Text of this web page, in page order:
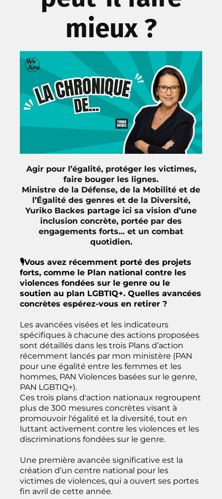
mieux ?
Agir pour l’égalité, protéger les victimes,
faire bouger les lignes.
Ministre de la Défense, de la Mobilité et de
l’Égalité des genres et de la Diversité,
Yuriko Backes partage ici sa vision d’une
inclusion concrète, portée par des
engagements forts… et un combat
quotidien.
🎙️Vous avez récemment porté des projets
forts, comme le Plan national contre les
violences fondées sur le genre ou le
soutien au plan LGBTIQ+. Quelles avancées
concrètes espérez-vous en retirer ?
Les avancées visées et les indicateurs
spécifiques à chacune des actions proposées
sont détaillés dans les trois Plans d’action
récemment lancés par mon ministère (PAN
pour une égalité entre les femmes et les
hommes, PAN Violences basées sur le genre,
PAN LGBTIQ+).
Ces trois plans d'action nationaux regroupent
plus de 300 mesures concrètes visant à
promouvoir l'égalité et la diversité, tout en
luttant activement contre les violences et les
discriminations fondées sur le genre.
Une première avancée significative est la
création d’un centre national pour les
victimes de violences, qui a ouvert ses portes
fin avril de cette année.